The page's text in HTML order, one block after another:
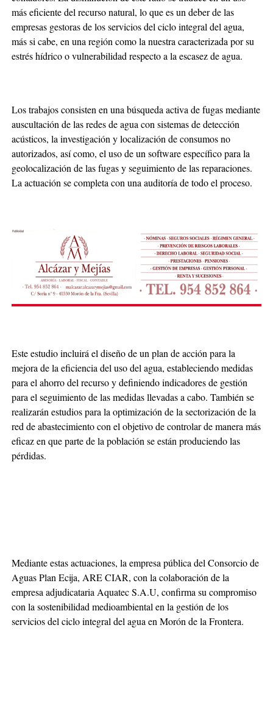
más eficiente del recurso natural, lo que es un deber de las
empresas gestoras de los servicios del ciclo integral del agua,
más si cabe, en una región como la nuestra caracterizada por su
estrés hídrico o vulnerabilidad respecto a la escasez de agua.
Los trabajos consisten en una búsqueda activa de fugas mediante
auscultación de las redes de agua con sistemas de detección
acústicos, la investigación y localización de consumos no
autorizados, así como, el uso de un software específico para la
geolocalización de las fugas y seguimiento de las reparaciones.
La actuación se completa con una auditoría de todo el proceso.
Este estudio incluirá el diseño de un plan de acción para la
mejora de la eficiencia del uso del agua, estableciendo medidas
para el ahorro del recurso y definiendo indicadores de gestión
para el seguimiento de las medidas llevadas a cabo. También se
realizarán estudios para la optimización de la sectorización de la
red de abastecimiento con el objetivo de controlar de manera más
eficaz en que parte de la población se están produciendo las
pérdidas.
Mediante estas actuaciones, la empresa pública del Consorcio de
Aguas Plan Ecija, ARE CIAR, con la colaboración de la
empresa adjudicataria Aquatec S.A.U, confirma su compromiso
con la sostenibilidad medioambiental en la gestión de los
servicios del ciclo integral del agua en Morón de la Frontera.